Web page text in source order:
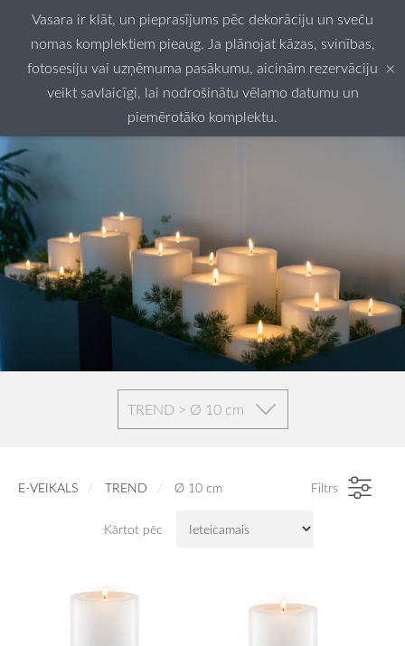
Vasara ir klāt, un pieprasījums pēc dekorāciju un sveču
nomas komplektiem pieaug. Ja plānojat kāzas, svinības,
fotosesiju vai uzņēmuma pasākumu, aicinām rezervāciju
veikt savlaicīgi, lai nodrošinātu vēlamo datumu un
piemērotāko komplektu.
×
TREND > Ø 10 cm
E-VEIKALS TREND Ø 10 cm Filtrs
Kārtot pēc